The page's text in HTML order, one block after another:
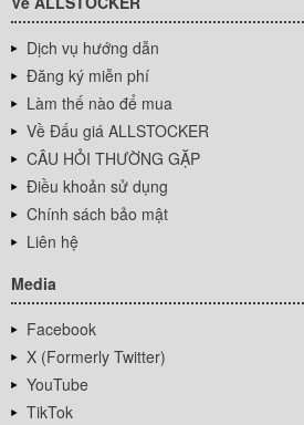
Dịch vụ hướng dẫn
Đăng ký miễn phí
Làm thế nào để mua
Về Đấu giá ALLSTOCKER
CÂU HỎI THƯỜNG GẶP
Điều khoản sử dụng
Chính sách bảo mật
Liên hệ
Media
Facebook
X (Formerly Twitter)
YouTube
TikTok